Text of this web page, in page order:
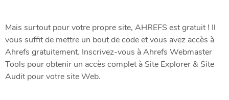
Mais surtout pour votre propre site, AHREFS est gratuit ! Il
vous suffit de mettre un bout de code et vous avez accès à
Ahrefs gratuitement. Inscrivez-vous à Ahrefs Webmaster
Tools pour obtenir un accès complet à Site Explorer & Site
Audit pour votre site Web.